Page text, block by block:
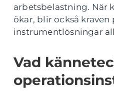
arbetsbelastning. När
ökar, blir också
instrumentlösningar
Vad